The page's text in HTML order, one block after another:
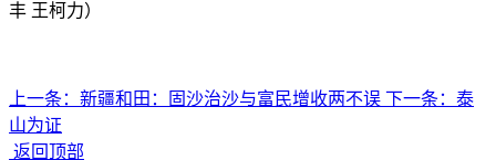
丰 王柯力）
上一条： 新疆和田：固沙治沙与富民增收两不误 下一条： 泰
山为证
返回顶部